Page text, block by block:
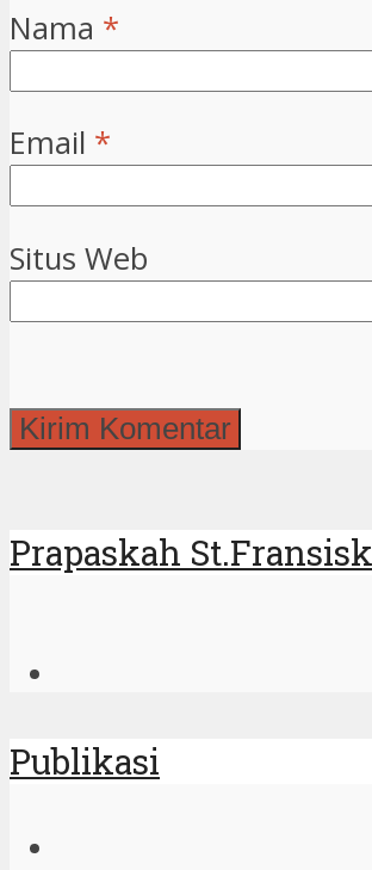
Nama *
Email *
Situs Web
Prapaskah
Publikasi